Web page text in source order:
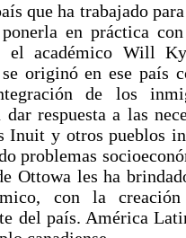
que ha trabajado
en práctica con
el académico Will
originó en ese país
de los
respuesta a las
Inuit y otros pueblos
problemas
Ottowa les ha
con la
del país. América